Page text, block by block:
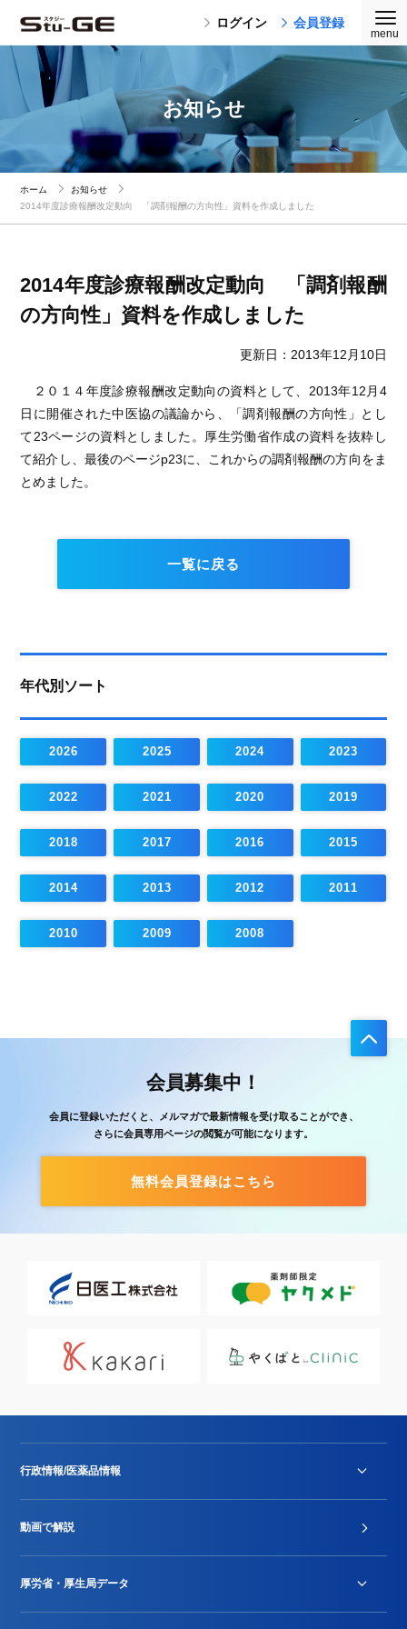
ログイン 会員登録
お知らせ
ホーム
お知らせ
2014年度診療報酬改定動向 「調剤報酬の方向性」資料を作成しました
2014年度診療報酬改定動向 「調剤報酬
の方向性」資料を作成しました
更新日：2013年12月10日
２０１４年度診療報酬改定動向の資料として、2013年12月4
日に開催された中医協の議論から、「調剤報酬の方向性」とし
て23ページの資料としました。厚生労働省作成の資料を抜粋し
て紹介し、最後のページp23に、これからの調剤報酬の方向をま
とめました。
一覧に戻る
年代別ソート
2026 2025 2024 2023
2022 2021 2020 2019
2018 2017 2016 2015
2014 2013 2012 2011
2010 2009 2008
会員募集中！
会員に登録いただくと、メルマガで最新情報を受け取ることができ、
さらに会員専用ページの閲覧が可能になります。
無料会員登録はこちら
行政情報/医薬品情報
Stu-GEレポート
動画で解説
厚労省・厚生局データ